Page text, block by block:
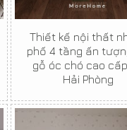
Thiết kế nội thất
phố 4 tầng ấn
gỗ óc chó cao
Hải Phòng